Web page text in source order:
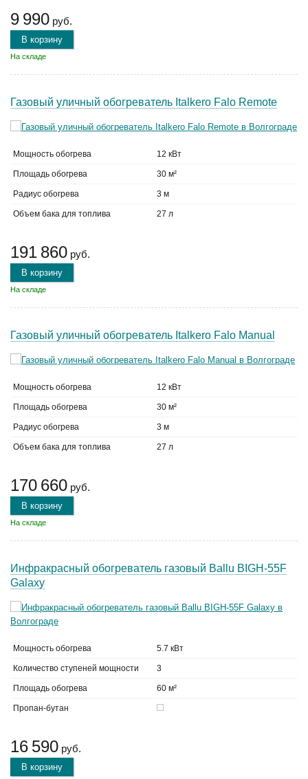
9 990 руб.
В корзину
На складе
Газовый уличный обогреватель Italkero Falo Remote
Мощность обогрева 12 кВт
Площадь обогрева 30 м²
Радиус обогрева 3 м
Объем бака для топлива 27 л
191 860 руб.
В корзину
На складе
Газовый уличный обогреватель Italkero Falo Manual
Мощность обогрева 12 кВт
Площадь обогрева 30 м²
Радиус обогрева 3 м
Объем бака для топлива 27 л
170 660 руб.
В корзину
На складе
Инфракрасный обогреватель газовый Ballu BIGH-55F
Galaxy
Мощность обогрева 5.7 кВт
Количество ступеней мощности 3
Площадь обогрева 60 м²
Пропан-бутан
16 590 руб.
В корзину